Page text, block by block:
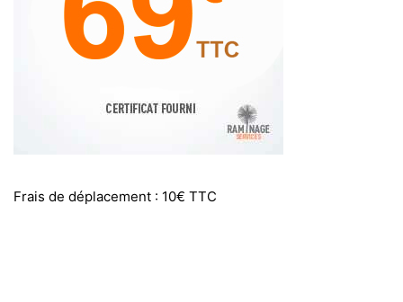
Frais de déplacement : 10€ TTC